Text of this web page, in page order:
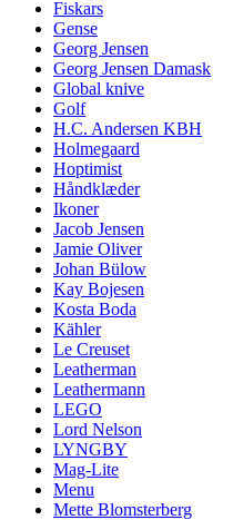
Fiskars
Gense
Georg Jensen
Georg Jensen Damask
Global knive
Golf
H.C. Andersen KBH
Holmegaard
Hoptimist
Håndklæder
Ikoner
Jacob Jensen
Jamie Oliver
Johan Bülow
Kay Bojesen
Kosta Boda
Kähler
Le Creuset
Leatherman
Leathermann
LEGO
Lord Nelson
LYNGBY
Mag-Lite
Menu
Mette Blomsterberg